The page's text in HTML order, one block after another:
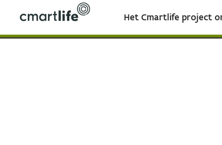
Het Cmartlife project